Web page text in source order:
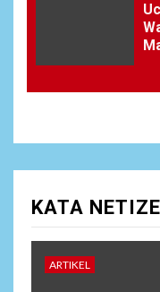
KATA
ARTIKEL